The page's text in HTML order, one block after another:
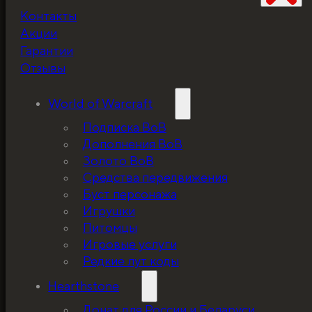
Контакты
Акции
Гарантии
Отзывы
World of Warcraft
Подписка ВоВ
Дополнения ВоВ
Золото ВоВ
Средства передвижения
Буст персонажа
Игрушки
Питомцы
Игровые услуги
Редкие лут коды
Hearthstone